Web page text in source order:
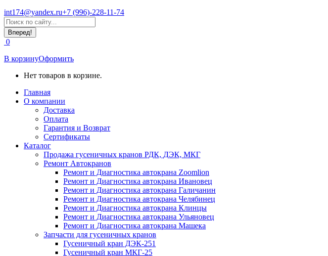
int174@yandex.ru+7 (996)-228-11-74
Страница
WhatsApp
открывается
в
новом
окне
Поиск:
0
В корзинуОформить
Нет товаров в корзине.
Главная
О компании
Доставка
Оплата
Гарантия и Возврат
Сертификаты
Каталог
Продажа гусеничных кранов РДК, ДЭК, МКГ
Ремонт Автокранов
Ремонт и Диагностика автокрана Zoomlion
Ремонт и Диагностика автокрана Ивановец
Ремонт и Диагностика автокрана Галичанин
Ремонт и Диагностика автокрана Челябинец
Ремонт и Диагностика автокрана Клинцы
Ремонт и Диагностика автокрана Ульяновец
Ремонт и Диагностика автокрана Машека
Запчасти для гусеничных кранов
Гусеничный кран ДЭК-251
Гусеничный кран МКГ-25